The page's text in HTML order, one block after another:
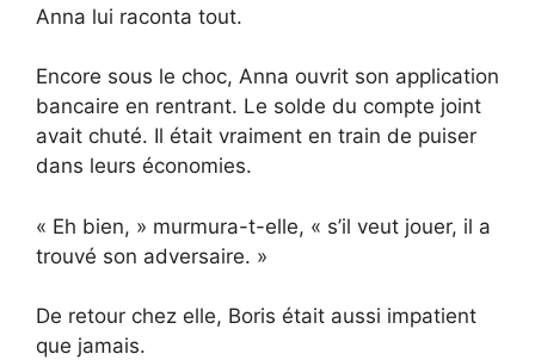
Anna lui raconta tout.
Encore sous le choc, Anna ouvrit son application
bancaire en rentrant. Le solde du compte joint
avait chuté. Il était vraiment en train de puiser
dans leurs économies.
« Eh bien, » murmura-t-elle, « s’il veut jouer, il a
trouvé son adversaire. »
De retour chez elle, Boris était aussi impatient
que jamais.